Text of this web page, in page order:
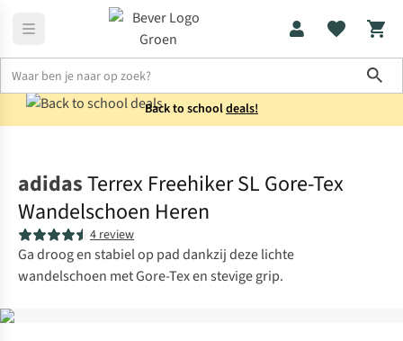
Back to schooldeals!
adidasTerrex Freehiker SL Gore-Tex
Wandelschoen Heren
4 review
Ga droog en stabiel op pad dankzij deze lichte
wandelschoen met Gore-Tex en stevige grip.